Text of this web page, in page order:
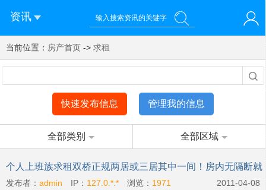
资讯
您好！欢迎来到济南西站棒极网-济南西部新城社区新媒体综
合资讯门户网站
登录 注册 微信快速登录
当前位置： 房产首页 -> 求租
快速发布信息 管理我的信息
全部类别 全部区域
个人上班族求租双桥正规两居或三居其中一间！房内无隔断就
行
[2图]
发布者： admin IP： 127.0.*.* 浏览： 1971 2011-04-08